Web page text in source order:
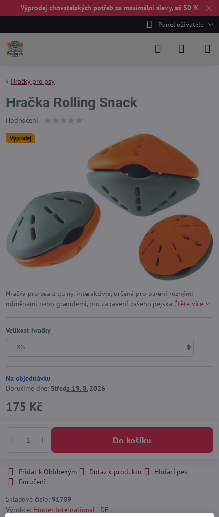
✕
Výprodej chovatelských potřeb za maximální slevy, až 50 %
Panel uživatele
Výprodej
Hračky pro psy
Hračka Rolling Snack
Hodnocení
Hračka pro psa z gumy, interaktivní, určená pro plnění různými
odměnami nebo granulemi, pro zabavení vašeho pejska Čtěte více
Velikost hračky
Na objednávku
Doručíme dne: Středa 19. 8. 2026
175 Kč
Do košíku
Přidat k Oblíbeným Dotaz k produktu
Hlídací pes
Doručení
Skladové číslo: 91789
Výrobce: Hunter International - DE